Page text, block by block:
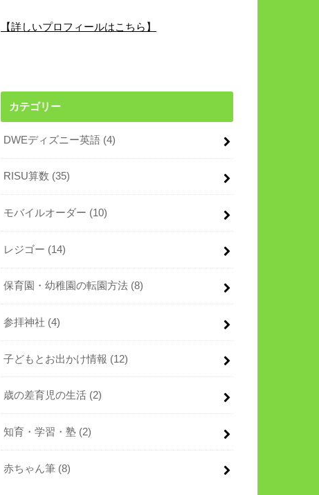
【詳しいプロフィールはこちら】
カテゴリー
DWEディズニー英語 (4)
RISU算数 (35)
モバイルオーダー (10)
レジゴー (14)
保育園・幼稚園の転園方法 (8)
参拝神社 (4)
子どもとお出かけ情報 (12)
歳の差育児の生活 (2)
知育・学習・塾 (2)
赤ちゃん筆 (8)